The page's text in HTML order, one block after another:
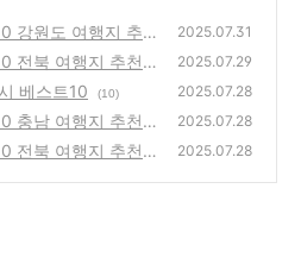
강원도 여행지 추
2025.07.31
전북 여행지 추천 2025.07.29
베스트10 (10) 2025.07.28
충남 여행지 추천 2025.07.28
전북 여행지 추천 2025.07.28